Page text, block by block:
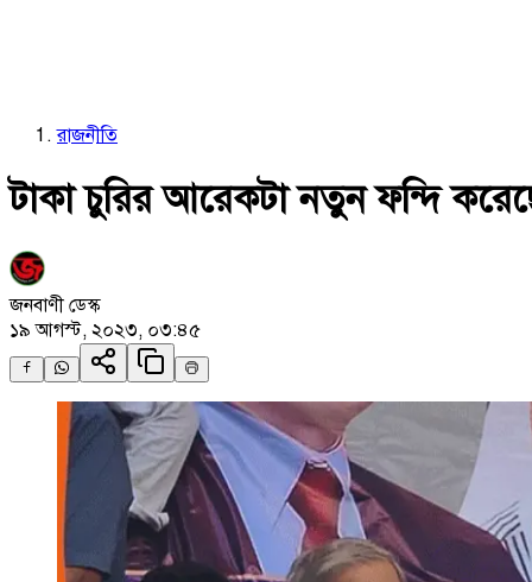
রাজনীতি
টাকা চুরির আরেকটা নতুন ফন্দি
জনবাণী ডেস্ক
১৯ আগস্ট, ২০২৩, ০৩:৪৫